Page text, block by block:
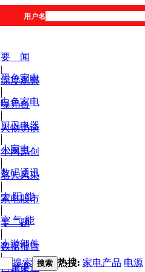
用户名
要 闻
|
深度观察
|
曝光台
|
人物访谈
|
本网原创
|
名人风采
|
家电股市
|
专 题
|
数据报告
|
产品库
黑色家电
|
白色家电
|
厨卫电器
|
小家电
|
数码通讯
|
太 阳 能
|
空 气 能
|
上游部件
|
营销渠道
搜索 搜索 热搜: 家电产品 电源